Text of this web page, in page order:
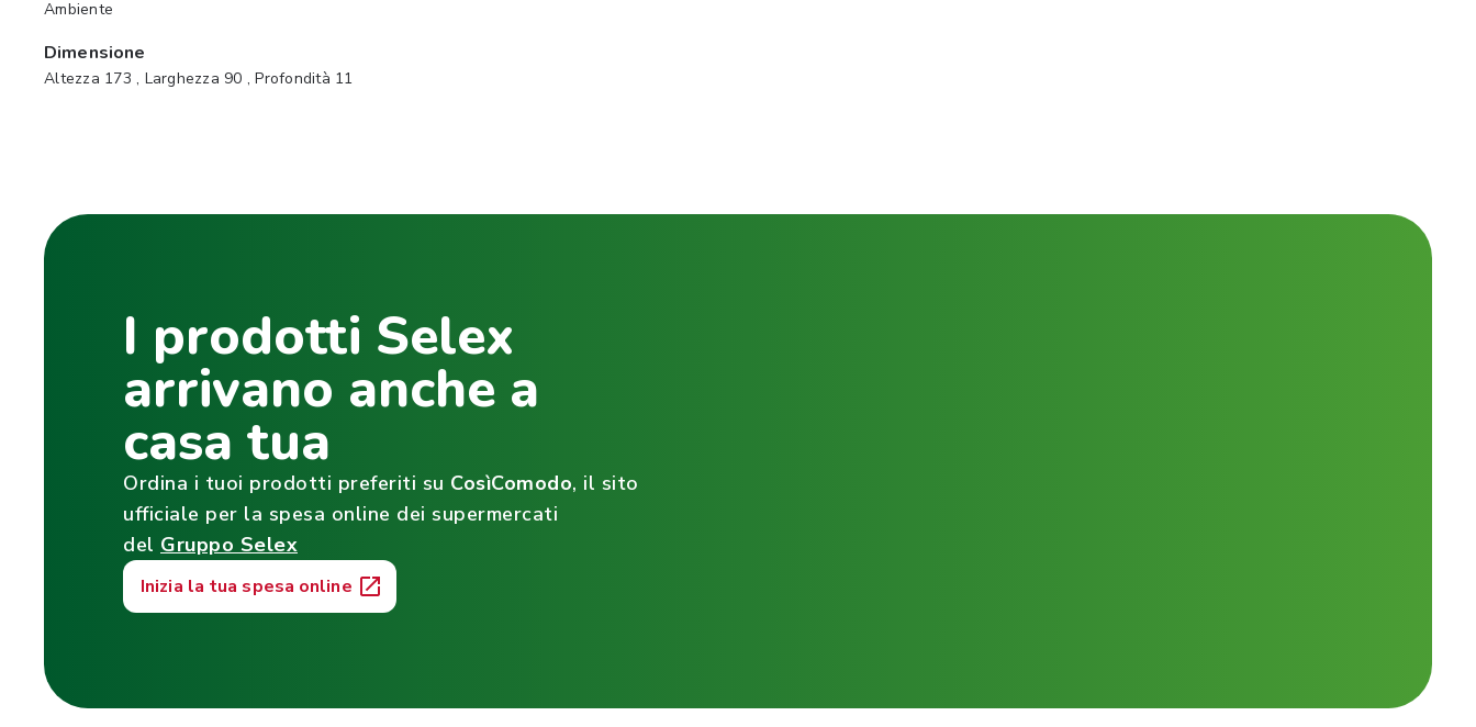
Ambiente
Dimensione
Altezza 173 , Larghezza 90 , Profondità 11
I prodotti Selex
arrivano anche a
casa tua
Ordina i tuoi prodotti preferiti su CosìComodo, il sito
ufficiale per la spesa online dei supermercati
del Gruppo Selex
Inizia la tua spesa online